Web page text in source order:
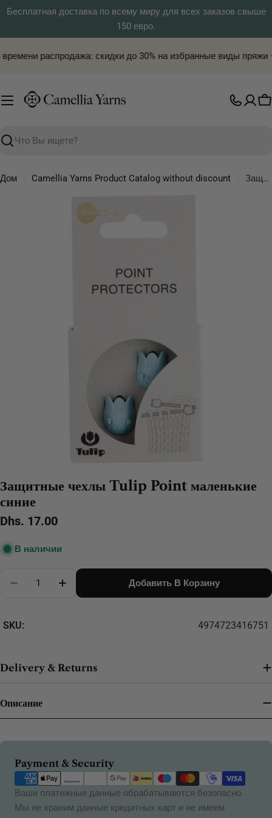
Перейти
содержимому
Бесплатная доставка по всему миру для всех заказов свыше
150 евро.
распродажа: скидки до 30% на избранные виды пряжи —
Поиск
Дом Camellia Yarns Product Catalog without discount
Защитные чехлы Tulip Point маленькие синие
Защитные чехлы Tulip Point маленькие
синие
Обычная
Dhs. 17.00
В наличии
Уменьшить Количество Для Защитные Чехлы
Увеличьте Количество Для
Добавить В Корзину
SKU: 4974723416751
Delivery & Returns
Описание
Payment & Security
Способы
оплаты
Ваши платежные данные обрабатываются безопасно.
Мы не храним данные кредитных карт и не имеем